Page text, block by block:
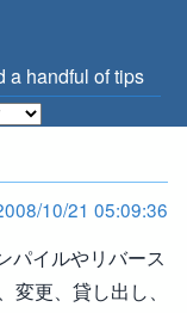
a handful of tips
10/21 05:09:36
パイルやリバース
変更、貸し出し、